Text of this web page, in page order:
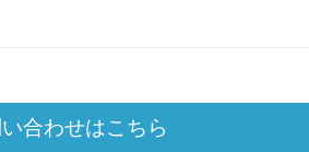
合わせはこちら